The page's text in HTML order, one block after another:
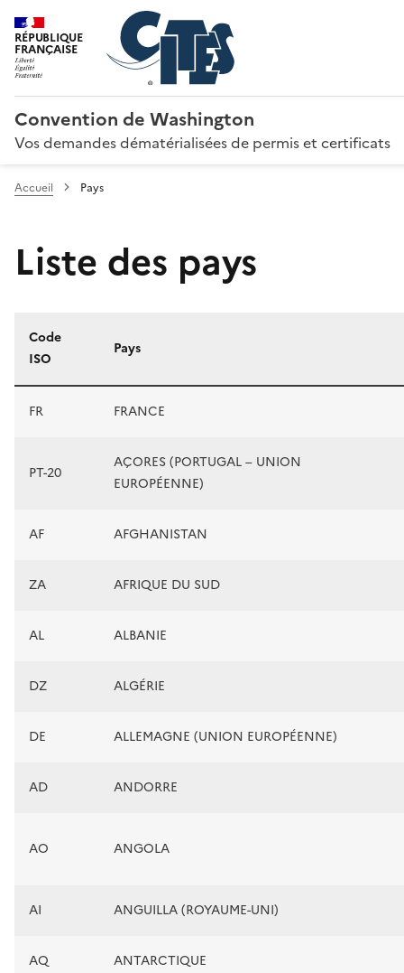
RÉPUBLIQUE
FRANÇAISE
Convention de Washington
Vos demandes dématérialisées de permis et certificats
Accueil Pays
Liste des pays
Liste des pays
Code
ISO
Pays
FR FRANCE
PT-20
AÇORES (PORTUGAL – UNION
EUROPÉENNE)
AF AFGHANISTAN
ZA AFRIQUE DU SUD
AL ALBANIE
DZ ALGÉRIE
DE ALLEMAGNE (UNION EUROPÉENNE)
AD ANDORRE
AO ANGOLA
AI ANGUILLA (ROYAUME-UNI)
AQ ANTARCTIQUE